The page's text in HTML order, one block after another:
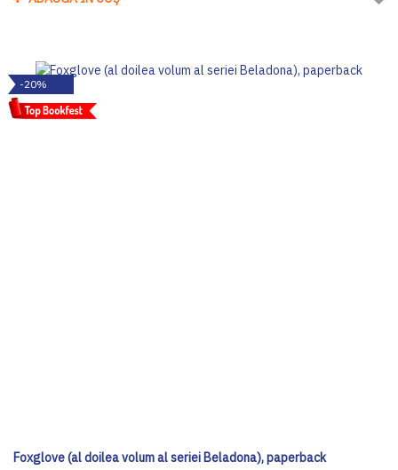
-20%
Foxglove (al doilea volum al seriei Beladona), paperback